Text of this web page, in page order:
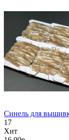
Синель для
17
Хит